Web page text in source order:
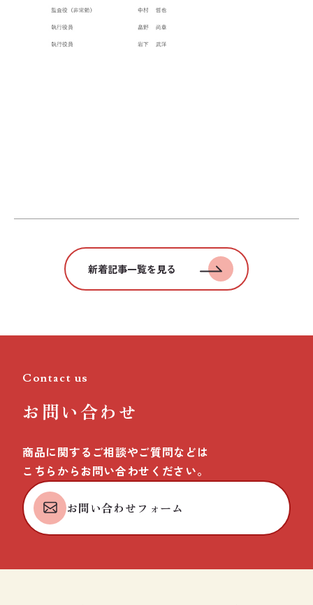
新着記事一覧を見る
Contact us
お問い合わせ
商品に関するご相談やご質問などは
こちらからお問い合わせください。
お問い合わせフォーム